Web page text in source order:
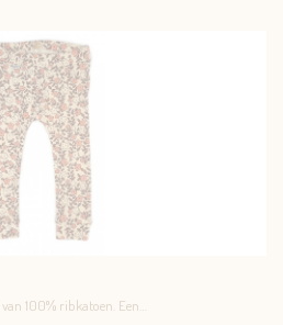
100% ribkatoen. Een…